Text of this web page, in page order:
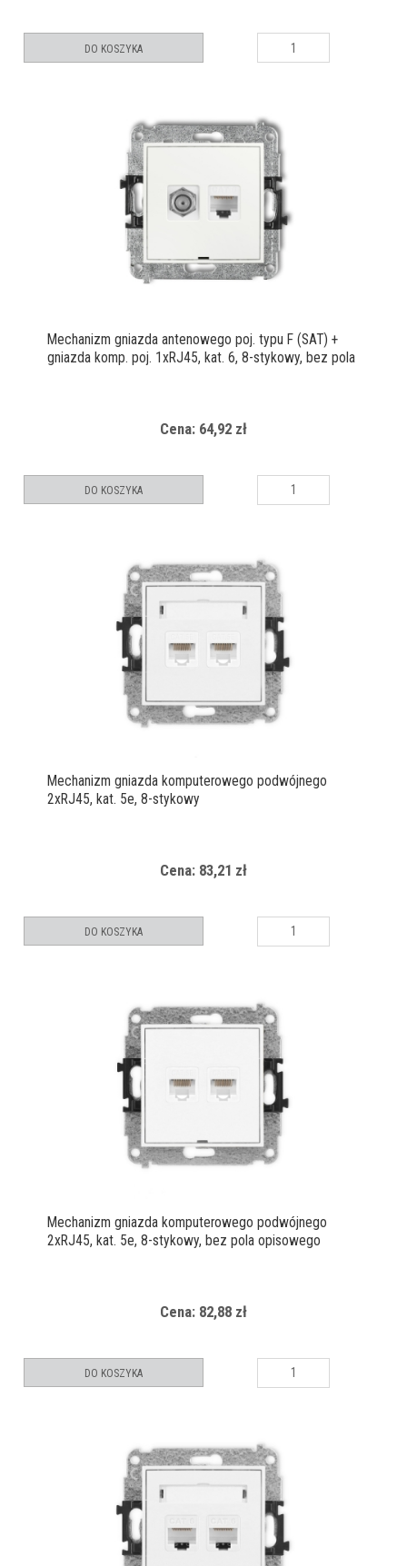
DO KOSZYKA
Mechanizm gniazda antenowego poj. typu F (SAT) +
gniazda komp. poj. 1xRJ45, kat. 6, 8-stykowy, bez pola
Cena: 64,92 zł
DO KOSZYKA
Mechanizm gniazda komputerowego podwójnego
2xRJ45, kat. 5e, 8-stykowy
Cena: 83,21 zł
DO KOSZYKA
Mechanizm gniazda komputerowego podwójnego
2xRJ45, kat. 5e, 8-stykowy, bez pola opisowego
Cena: 82,88 zł
DO KOSZYKA